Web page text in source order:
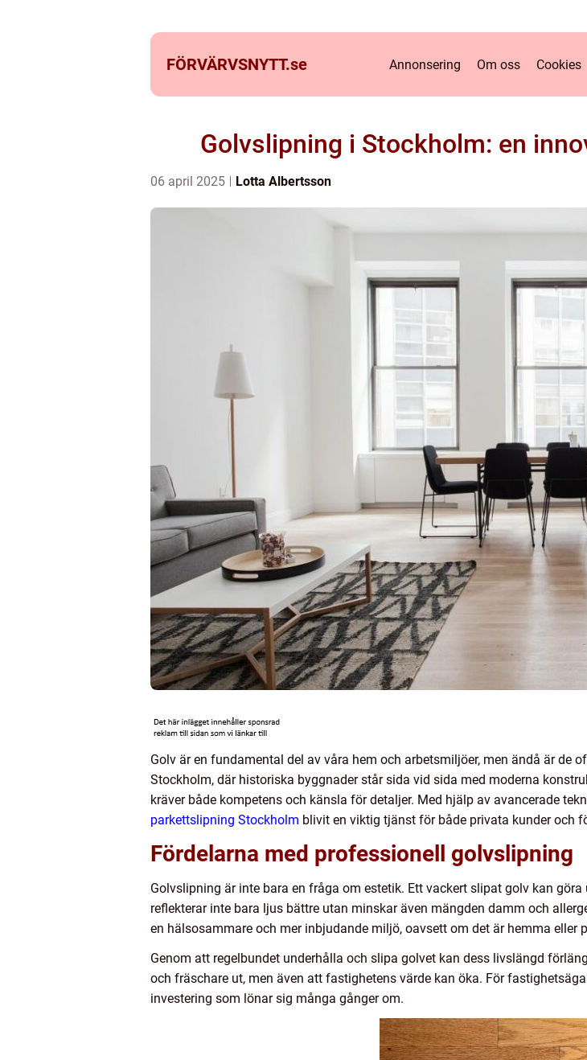
FÖRVÄRVSNYTT.se Annonsering Om oss Cookies
Golvslipning i Stockholm: en
06 april 2025 Lotta Albertsson
Golv är en fundamental del av våra hem och arbetsmiljöer, men ändå är de
Stockholm, där historiska byggnader står sida vid sida med moderna
kräver både kompetens och känsla för detaljer. Med hjälp av avancerade
parkettslipning Stockholm blivit en viktig tjänst för både privata kunder och
Fördelarna med professionell golvslipning
Golvslipning är inte bara en fråga om estetik. Ett vackert slipat golv kan
reflekterar inte bara ljus bättre utan minskar även mängden damm och
en hälsosammare och mer inbjudande miljö, oavsett om det är hemma eller
Genom att regelbundet underhålla och slipa golvet kan dess livslängd
och fräschare ut, men även att fastighetens värde kan öka. För
investering som lönar sig många gånger om.